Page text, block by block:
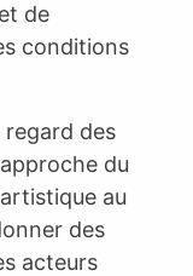
de
conditions
regard des
du
au
des
acteurs